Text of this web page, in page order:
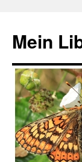
springen
Mein